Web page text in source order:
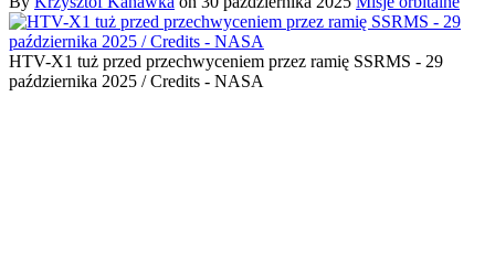
HTV-X1 tuż przed przechwyceniem przez ramię SSRMS - 29
października 2025 / Credits - NASA